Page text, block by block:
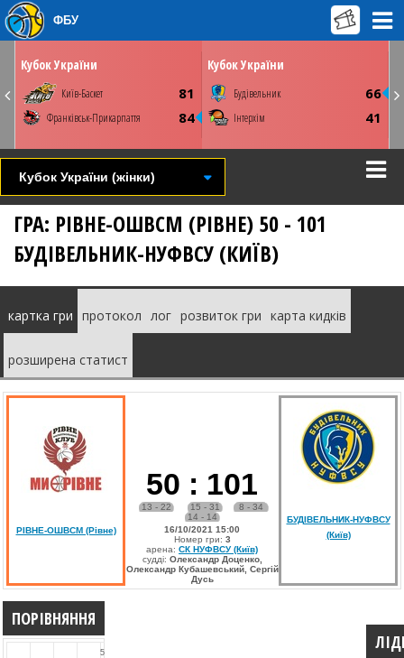
01 березня
Youtube
СТАТИСТИКАНОВИНАФОТО
Кубок України
Київ-Баскет 81
Франківськ-Прикарпаття 84
02 березня
СТАТИСТИКА
Кубок України
Будівельник 66
Інтерхім 41
ФБУ
Кубок України (жінки)
ГРА: РІВНЕ-ОШВСМ (РІВНЕ) 50 - 101
БУДІВЕЛЬНИК-НУФВСУ (КИЇВ)
картка гри протокол лог розвиток гри карта кидків
розширена статист
РІВНЕ-ОШВСМ (Рівне)
50 : 101
13 - 22 15 - 31
8 - 34
14 - 14
16/10/2021 15:00
Номер гри: 3
арена: СК НУФВСУ (Київ)
судді: Олександр Доценко,
Олександр Кубашевський, Сергій
Дусь
БУДІВЕЛЬНИК-НУФВСУ
(Київ)
ПОРІВНЯННЯ
51